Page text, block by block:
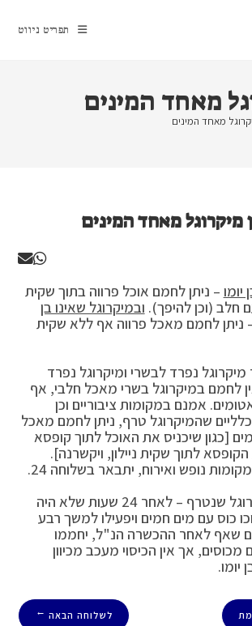
תפריט ניווט
מאחד המינים
מאחד המינים
– ניתן לחמם אוכל פרווה בתוך שקית
חלב (וכן להיפך). ובמיקרוגל שאינו בן
ניתן לחמם מאכל פרווה אף ללא שקית
מיקרוגל נפרד לבשרי ומיקרוגל נפרד
לחמם במיקרוגל בשרי מאכל חלבי, אף
אמנם במקומות ציבוריים וכן
שהמיקרוגל טרף, ניתן לחמם מאכל
[כגון שיכניס את האוכל לתוך קופסא
לתוך שקית ניילון, ויקשרנה].
נופש ואירוח, יתבאר בשלוחה 24.
אופן הכשרת מיקרוגל שנטרף – לאחר 24 שעות שלא היה
כוס עם מים חמים ויפעילו למשך רבע
שאף לאחר ההכשרה הנ"ל, יחממו
אך אין הכיסוי מעכב מכיוון
יומו.
לשלוחה הבאה →